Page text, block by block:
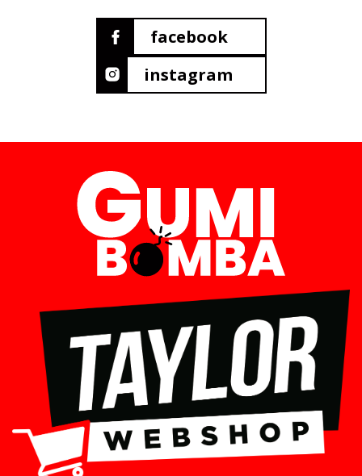
facebook
instagram